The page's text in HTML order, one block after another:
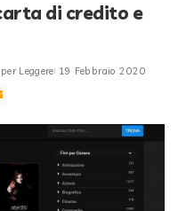
di credito e
Leggere 19 Febbraio 2020